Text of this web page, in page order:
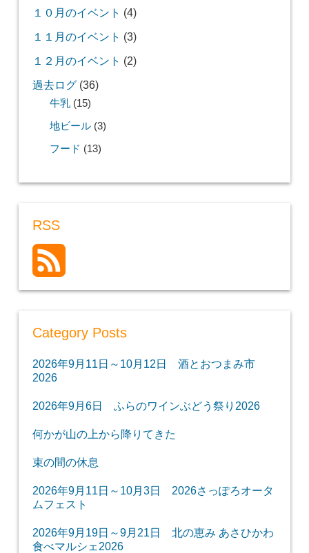
１０月のイベント (4)
１１月のイベント (3)
１２月のイベント (2)
過去ログ(36)
牛乳(15)
地ビール(3)
フード (13)
RSS
Category Posts
2026年9月11日～10月12日 酒とおつまみ市
2026
2026年9月6日 ふらのワインぶどう祭り2026
何かが山の上から降りてきた
束の間の休息
2026年9月11日～10月3日 2026さっぽろオータ
ムフェスト
2026年9月19日～9月21日 北の恵み あさひかわ
食べマルシェ2026